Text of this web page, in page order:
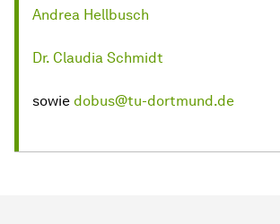
Andrea Hellbusch
Dr. Claudia Schmidt
sowie dobus@tu-dortmund.de